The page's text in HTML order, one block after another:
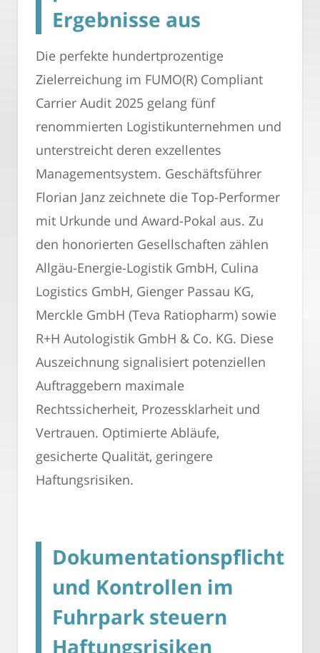
Ergebnisse aus
Die perfekte hundertprozentige
Zielerreichung im FUMO(R) Compliant
Carrier Audit 2025 gelang fünf
renommierten Logistikunternehmen und
unterstreicht deren exzellentes
Managementsystem. Geschäftsführer
Florian Janz zeichnete die Top-Performer
mit Urkunde und Award-Pokal aus. Zu
den honorierten Gesellschaften zählen
Allgäu-Energie-Logistik GmbH, Culina
Logistics GmbH, Gienger Passau KG,
Merckle GmbH (Teva Ratiopharm) sowie
R+H Autologistik GmbH & Co. KG. Diese
Auszeichnung signalisiert potenziellen
Auftraggebern maximale
Rechtssicherheit, Prozessklarheit und
Vertrauen. Optimierte Abläufe,
gesicherte Qualität, geringere
Haftungsrisiken.
Dokumentationspflichten
und Kontrollen im
Fuhrpark steuern
Haftungsrisiken